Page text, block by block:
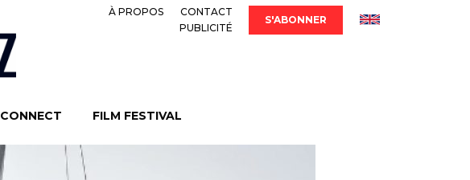
À PROPOS
CONTACT
PUBLICITÉ
S'ABONNER
CONNECT FILM FESTIVAL